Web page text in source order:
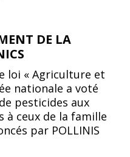
DE LA
loi « Agriculture et
nationale a voté
pesticides aux
à ceux de la famille
par POLLINIS